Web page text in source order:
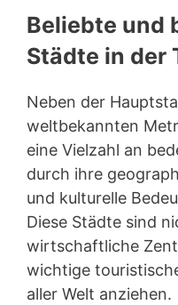
Beliebte und
Städte in der
Neben der
weltbekannten
eine Vielzahl an
durch ihre
und kulturelle
Diese Städte sind
wirtschaftliche
wichtige
aller Welt anziehen.